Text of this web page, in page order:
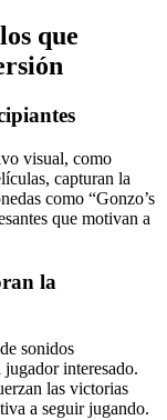
que
visual, como
capturan la
como “Gonzo’s
que motivan a
la
sonidos
interesado.
las victorias
a seguir jugando.